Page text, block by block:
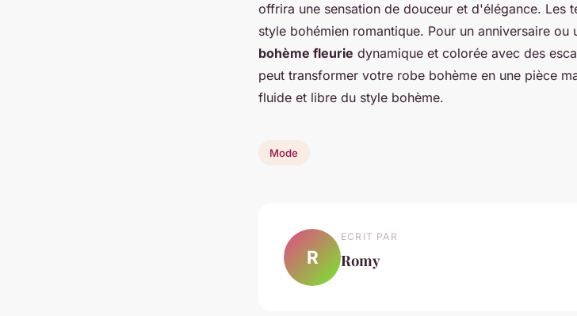
offrira une sensation de douceur et d'élégance. Les
style bohémien romantique. Pour un anniversaire ou
bohème fleurie dynamique et colorée avec des
peut transformer votre robe bohème en une pièce
fluide et libre du style bohème.
Mode
R
ECRIT PAR
Romy